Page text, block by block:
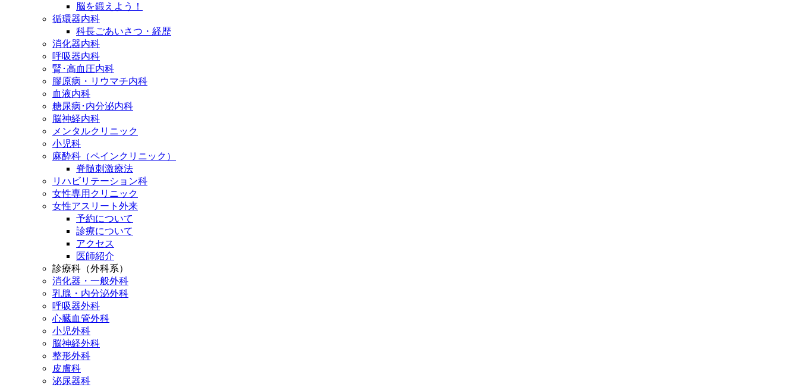
脳を鍛えよう！
循環器内科
科長ごあいさつ・経歴
消化器内科
呼吸器内科
腎･高血圧内科
膠原病・リウマチ内科
血液内科
糖尿病･内分泌内科
脳神経内科
メンタルクリニック
小児科
麻酔科（ペインクリニック）
脊髄刺激療法
リハビリテーション科
女性専用クリニック
女性アスリート外来
予約について
診療について
アクセス
医師紹介
診療科（外科系）
消化器・一般外科
乳腺・内分泌外科
呼吸器外科
心臓血管外科
小児外科
脳神経外科
整形外科
皮膚科
泌尿器科